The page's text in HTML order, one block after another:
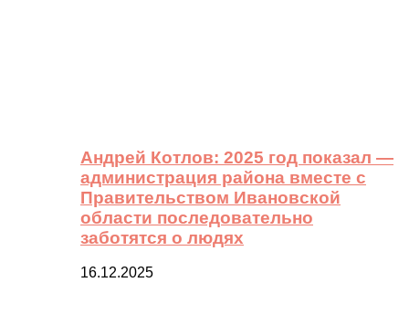
Андрей Котлов: 2025 год показал —
администрация района вместе с
Правительством Ивановской
области последовательно
заботятся о людях
16.12.2025